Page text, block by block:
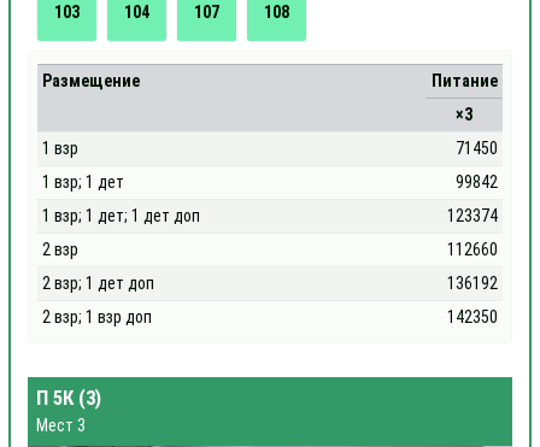
103 104 107 108
Размещение
Питание
×3
1 взр
71450
1 взр; 1 дет
99842
1 взр; 1 дет; 1 дет доп
123374
2 взр
112660
2 взр; 1 дет доп
136192
2 взр; 1 взр доп
142350
П 5К (3)
Мест 3